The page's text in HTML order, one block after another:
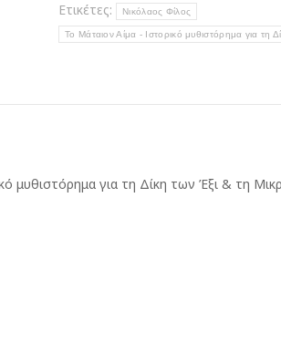
Ετικέτες:
Νικόλαος Φίλος
Το Μάταιον Αίμα - Ιστορικό μυθιστόρημα για τη
μυθιστόρημα για τη Δίκη των Έξι & τη